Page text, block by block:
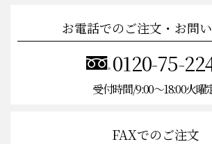
お電話でのご注文・お問
0120-75-
受付時間/9:00〜18:00火曜
FAXでのご注文